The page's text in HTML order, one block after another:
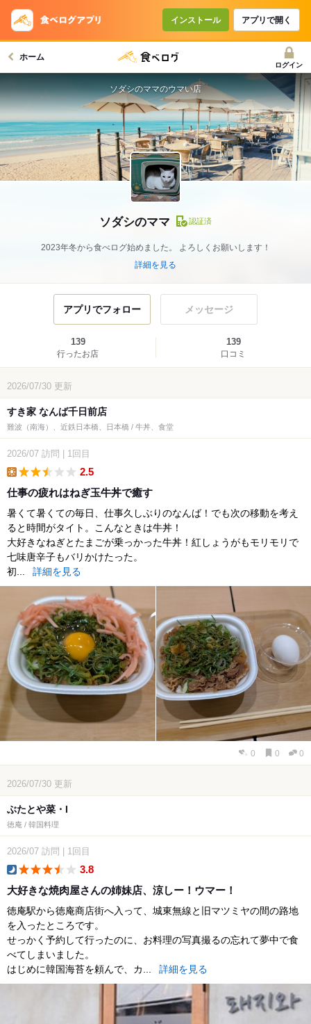
インストール アプリで開く
ホーム
ログイン
ソダシのママ 認証済
2023年冬から食べログ始めました。 よろしくお願いします！
詳細を見る
ソダシのママのウマい店
アプリでフォロー メッセージ
139
行ったお店
139
口コミ
2026/07/30 更新
すき家 なんば千日前店
難波（南海）、近鉄日本橋、日本橋 / 牛丼、食堂
2026/07 訪問 1回目
2.5
仕事の疲れはねぎ玉牛丼で癒す
暑くて暑くての毎日、仕事久しぶりのなんば！でも次の移動を考え
ると時間がタイト。こんなときは牛丼！
大好きなねぎとたまごが乗っかった牛丼！紅しょうがもモリモリで
七味唐辛子もバリかけたった。
初...
詳細を見る
0 0 0
2026/07/30 更新
ぶたとや菜・I
徳庵 / 韓国料理
2026/07 訪問 1回目
3.8
大好きな焼肉屋さんの姉妹店、涼しー！ウマー！
徳庵駅から徳庵商店街へ入って、城東無線と旧マツミヤの間の路地
を入ったところです。
せっかく予約して行ったのに、お料理の写真撮るの忘れて夢中で食
べてしまいました。
はじめに韓国海苔を頼んで、カ...
詳細を見る